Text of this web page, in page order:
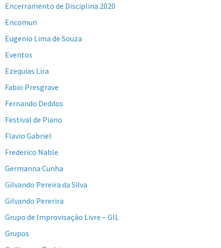
Encerramento de Disciplina 2020
Encomun
Eugenio Lima de Souza
Eventos
Ezequias Lira
Fabio Presgrave
Fernando Deddos
Festival de Piano
Flavio Gabriel
Frederico Nable
Germanna Cunha
Gilvando Pereira da Silva
Gilvando Pererira
Grupo de Improvisação Livre – GIL
Grupos